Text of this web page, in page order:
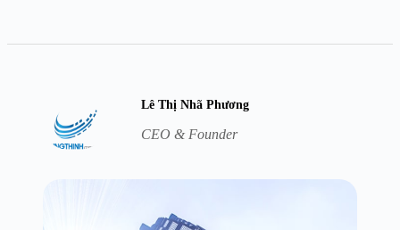
Lê Thị Nhã Phương
CEO & Founder